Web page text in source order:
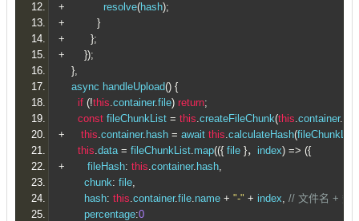
+ resolve(hash);
+
}
+
};
+
});
},
async handleUpload() {
if (!this.container.file) return;
const fileChunkList = this.createFileChunk(this.container.
+
this.container. hash = await this.calculateHash(fileChunkList
this.data = fileChunkList.map(({ file }， index) => ({
+ fileHash: this.container. hash,
chunk: file,
hash: this.container.file.name + "-" + index, // 文件名 + 数
percentage:0